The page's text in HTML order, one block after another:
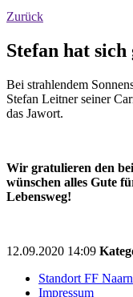
Zurück
Stefan hat
Bei strahlendem
Stefan Leitner seiner
das Jawort.
Wir gratulieren den
wünschen alles Gute
Lebensweg!
12.09.2020 14:09
Standort FF Naarn
Impressum